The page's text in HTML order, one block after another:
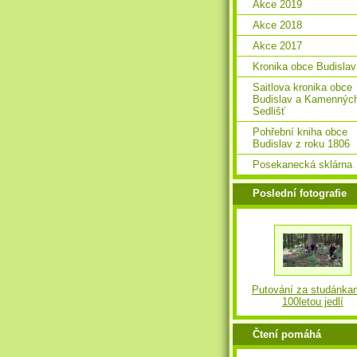
Akce 2019
Akce 2018
Akce 2017
Kronika obce Budislav
Saitlova kronika obce
Budislav a
Sedlišť
Pohřební kniha obce
Budislav z roku 1806
Posekanecká sklárna
Poslední fotografie
Putování za
100letou jedlí
Čtení pomáhá